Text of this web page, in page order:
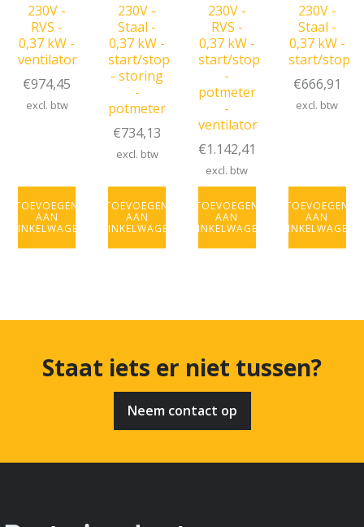
230V -
RVS -
0,37 kW -
ventilator
€974,45
excl. btw
TOEVOEGEN
AAN
WINKELWAGEN
230V -
Staal -
0,37 kW -
start/stop
- storing
-
potmeter
€734,13
excl. btw
TOEVOEGEN
AAN
WINKELWAGEN
230V -
RVS -
0,37 kW -
start/stop
-
potmeter
-
ventilator
€1.142,41
excl. btw
TOEVOEGEN
AAN
WINKELWAGEN
230V -
Staal -
0,37 kW -
start/stop
€666,91
excl. btw
TOEVOEGEN
AAN
WINKELWAGEN
Staat iets er niet tussen?
Neem contact op